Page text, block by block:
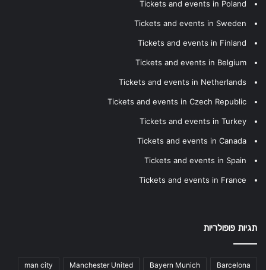
Tickets and events in Poland
Tickets and events in Sweden
Tickets and events in Finland
Tickets and events in Belgium
Tickets and events in Netherlands
Tickets and events in Czech Republic
Tickets and events in Turkey
Tickets and events in Canada
Tickets and events in Spain
Tickets and events in France
תגיות פופולריות
Barcelona
Bayern Munich
Manchester United
man city